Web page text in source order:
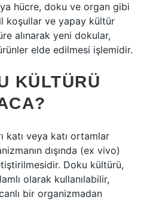
hücre, doku ve organ gibi
koşullar ve yapay kültür
alınarak yeni dokular,
elde edilmesi işlemidir.
KÜLTÜRÜ
katı veya katı ortamlar
dışında (ex vivo)
Doku kültürü,
olarak kullanılabilir,
bir organizmadan